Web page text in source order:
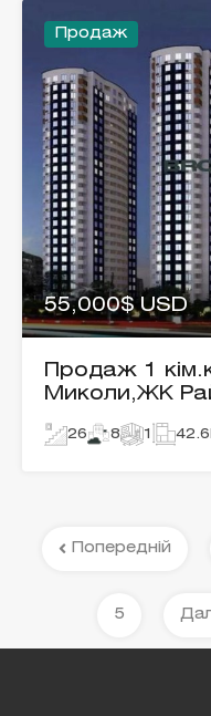
Продаж
55,000$ USD
Продаж 1
Миколи,ЖК
26 8 1 42.6
Попередній
5